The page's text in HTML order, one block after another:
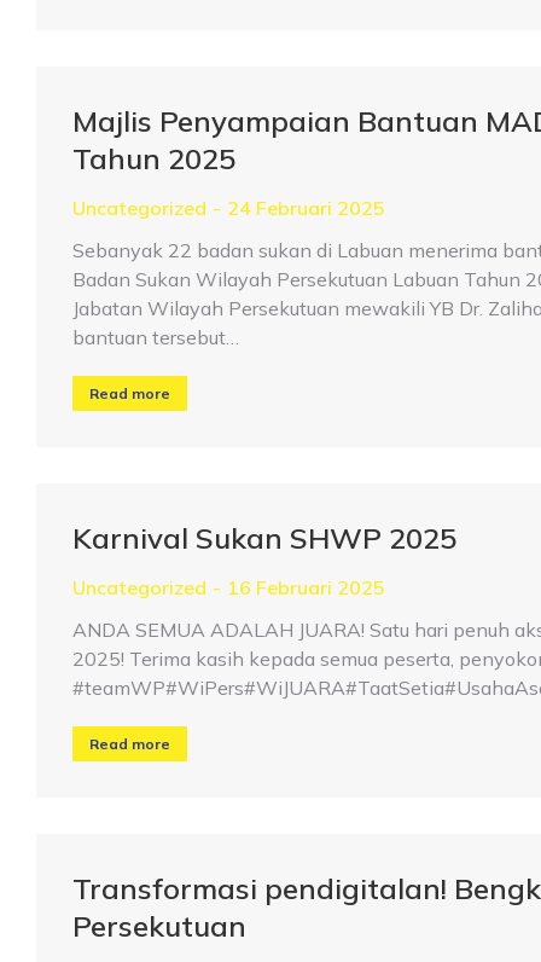
Majlis Penyampaian Bantuan
Tahun 2025
Uncategorized
24 Februari 2025
Sebanyak 22 badan sukan di Labuan menerima
Badan Sukan Wilayah Persekutuan Labuan Tahun
Jabatan Wilayah Persekutuan mewakili YB Dr.
bantuan tersebut…
Read more
Karnival Sukan SHWP 2025
Uncategorized
16 Februari 2025
ANDA SEMUA ADALAH JUARA! Satu hari penuh
2025! Terima kasih kepada semua peserta,
Read more
Transformasi pendigitalan!
Persekutuan